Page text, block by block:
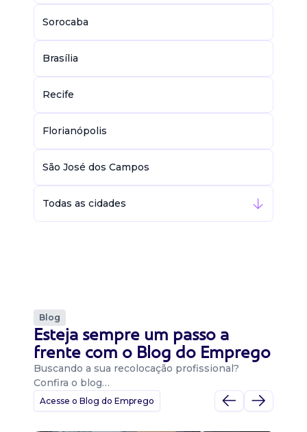
Sorocaba
Brasília
Recife
Florianópolis
São José dos Campos
Todas as cidades
Blog
Esteja sempre um passo a
frente com o Blog do Emprego
Buscando a sua recolocação profissional?
Confira o blog…
Acesse o Blog do Emprego